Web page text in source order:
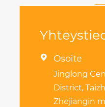
 Osoite
Jinglong
District,
Zhejiangin